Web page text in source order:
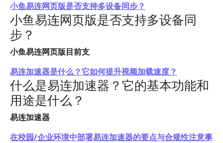
小鱼易连网页版是否支持多设备同步？
小鱼易连网页版是否支持多设备同
步？
小鱼易连网页版目前支
易连加速器是什么？它如何提升视频加载速度？
什么是易连加速器？它的基本功能和
用途是什么？
易连加速器
在校园/企业环境中部署易连加速器的要点与合规性注意事